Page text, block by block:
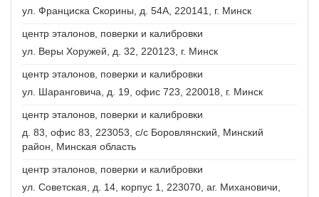
ул. Франциска Скорины, д. 54А, 220141, г. Минск
центр эталонов, поверки и калибровки
ул. Веры Хоружей, д. 32, 220123, г. Минск
центр эталонов, поверки и калибровки
ул. Шаранговича, д. 19, офис 723, 220018, г. Минск
центр эталонов, поверки и калибровки
д. 83, офис 83, 223053, с/с Боровлянский, Минский
район, Минская область
центр эталонов, поверки и калибровки
ул. Советская, д. 14, корпус 1, 223070, аг. Михановичи,